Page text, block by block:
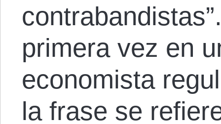
primera vez en
economista
la frase se